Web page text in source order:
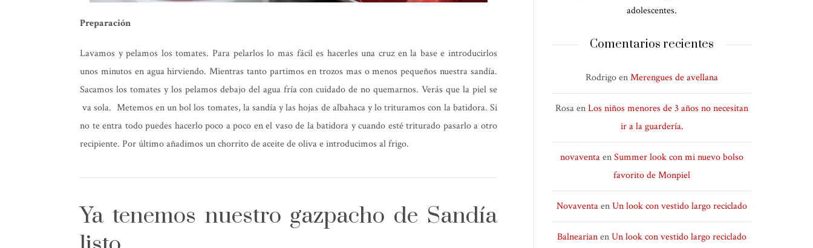
Preparación
Lavamos y pelamos los tomates. Para pelarlos lo mas fácil es hacerles una cruz en la base e introducirlos
unos minutos en agua hirviendo. Mientras tanto partimos en trozos mas o menos pequeños nuestra sandía.
Sacamos los tomates y los pelamos debajo del agua fría con cuidado de no quemarnos. Verás que la piel se
va sola. Metemos en un bol los tomates, la sandía y las hojas de albahaca y lo trituramos con la batidora. Si
no te entra todo puedes hacerlo poco a poco en el vaso de la batidora y cuando esté triturado pasarlo a otro
recipiente. Por último añadimos un chorrito de aceite de oliva e introducimos al frigo.
Ya tenemos nuestro gazpacho de Sandía
adolescentes.
Comentarios recientes
RodrigoenMerengues de avellana
RosaenLos niños menores de 3 años no necesitan
ir a la guardería.
novaventaenSummer look con mi nuevo bolso
favorito de Monpiel
NovaventaenUn look con vestido largo reciclado
BalnearianenUn look con vestido largo reciclado